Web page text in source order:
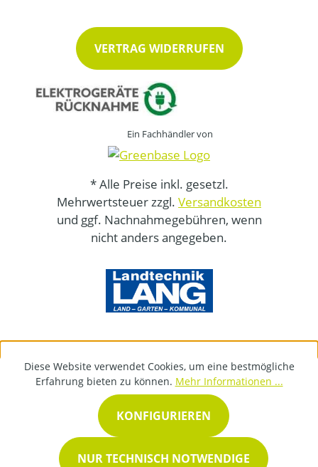
VERTRAG WIDERRUFEN
Ein Fachhändler von
* Alle Preise inkl. gesetzl.
Mehrwertsteuer zzgl. Versandkosten
und ggf. Nachnahmegebühren, wenn
nicht anders angegeben.
Diese Website verwendet Cookies, um eine bestmögliche
Erfahrung bieten zu können. Mehr Informationen ...
NUR TECHNISCH NOTWENDIGE
KONFIGURIEREN